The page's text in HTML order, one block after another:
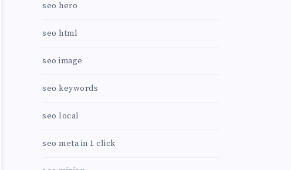
seo hero
seo html
seo image
seo keywords
seo local
seo meta in 1 click